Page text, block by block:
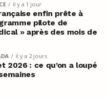
il y a 1 jour
enfin prête à
pilote de
» après des mois de
il y a 2 jours
2026 : ce qu’on a loupé